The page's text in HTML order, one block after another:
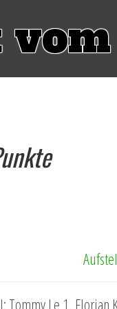
Tommy Le 1,